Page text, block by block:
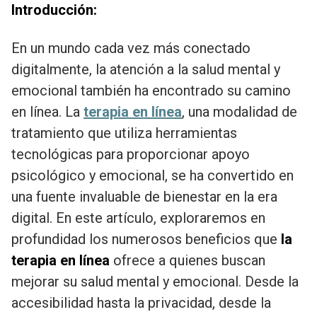
Introducción:
En un mundo cada vez más conectado
digitalmente, la atención a la salud mental y
emocional también ha encontrado su camino
en línea. La terapia en línea, una modalidad de
tratamiento que utiliza herramientas
tecnológicas para proporcionar apoyo
psicológico y emocional, se ha convertido en
una fuente invaluable de bienestar en la era
digital. En este artículo, exploraremos en
profundidad los numerosos beneficios que la
terapia en línea ofrece a quienes buscan
mejorar su salud mental y emocional. Desde la
accesibilidad hasta la privacidad, desde la